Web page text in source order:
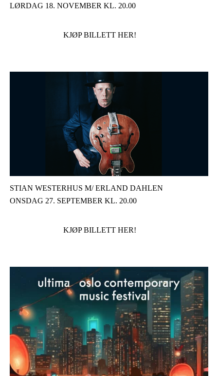
LØRDAG 18. NOVEMBER KL. 20.00
KJØP BILLETT HER!
STIAN WESTERHUS M/ ERLAND DAHLEN
ONSDAG 27. SEPTEMBER KL. 20.00
KJØP BILLETT HER!